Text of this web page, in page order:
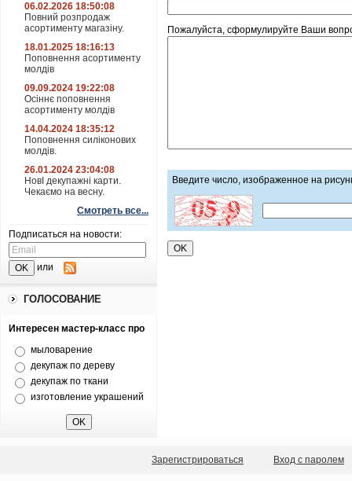
06.02.2026 18:50:08
Повний розпродаж
асортименту магазіну.
18.01.2025 18:16:13
Поповнення асортименту
молдів
09.09.2024 19:22:08
Осіннє поповнення
асортименту молдів
14.04.2024 18:35:12
Поповнення силіконових
молдів.
26.01.2024 23:04:08
НовІ декупажні карти.
Чекаємо на весну.
Смотреть все...
Подписаться на новости:
или
ГОЛОСОВАНИЕ
Интересен мастер-класс про
мыловарение
декупаж по дереву
декупаж по ткани
изготовление украшений
Пожалуйста, сформулируйте Ваши
Введите число, изображенное на
Зарегистрироваться Вход с паролем